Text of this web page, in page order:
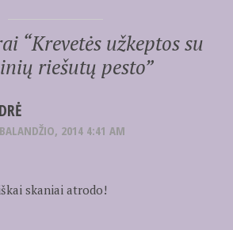
“Krevetės užkeptos su
riešutų pesto”
2014 4:41 AM
skaniai atrodo!